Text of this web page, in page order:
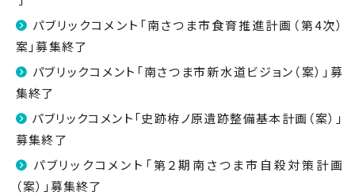
パブリックコメント「南さつま市食育推進計画（第4次）
案」募集終了
パブリックコメント「南さつま市新水道ビジョン（案）」募
集終了
パブリックコメント「史跡栫ノ原遺跡整備基本計画（案）」
募集終了
パブリックコメント「第２期南さつま市自殺対策計画
（案）」募集終了